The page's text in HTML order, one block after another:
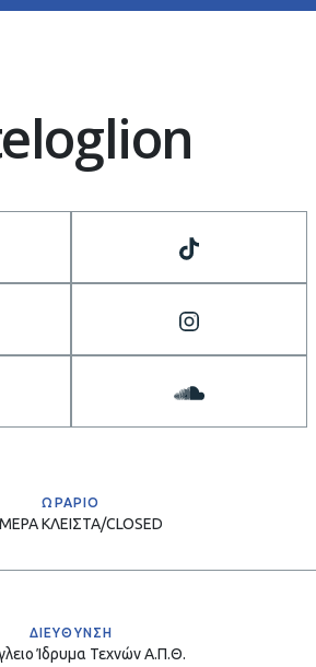
ΩΡΑΡΙΟ
ΚΛΕΙΣΤΑ/CLOSED
ΔΙΕΥΘΥΝΣΗ
Ίδρυμα Τεχνών Α.Π.Θ.